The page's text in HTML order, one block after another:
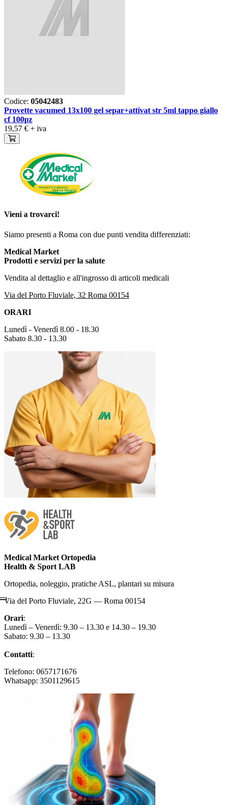
Codice: 05042483
Provette vacumed 13x100 gel separ+attivat str 5ml tappo giallo
cf 100pz
19,57 € + iva
Vieni a trovarci!
Siamo presenti a Roma con due punti vendita differenziati:
Medical Market
Prodotti e servizi per la salute
Vendita al dettaglio e all'ingrosso di articoli medicali
Via del Porto Fluviale, 32 Roma 00154
ORARI
Lunedì - Venerdì 8.00 - 18.30
Sabato 8.30 - 13.30
Medical Market Ortopedia
Health & Sport LAB
Ortopedia, noleggio, pratiche ASL, plantari su misura
Via del Porto Fluviale, 22G — Roma 00154
Orari:
Lunedì – Venerdì: 9.30 – 13.30 e 14.30 – 19.30
Sabato: 9.30 – 13.30
Contatti:
Telefono: 0657171676
Whatsapp: 3501129615